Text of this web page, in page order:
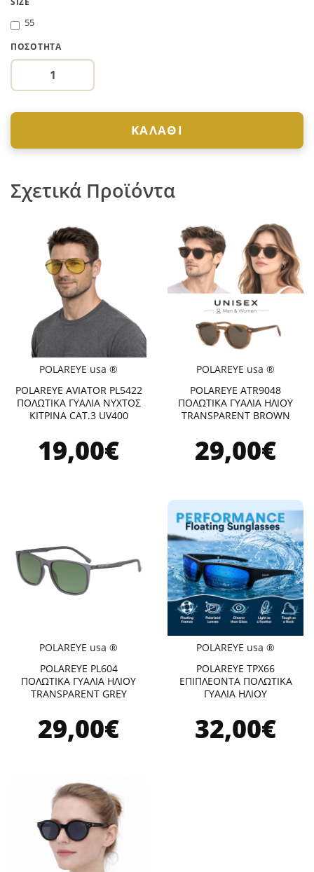
55
ΠΟΣΌΤΗΤΑ
ΚΑΛΆΘΙ
Σχετικά Προϊόντα
POLAREYE usa ®
POLAREYE AVIATOR PL5422
ΠΟΛΩΤΙΚΑ ΓΥΑΛΙΑ ΝΥΧΤΟΣ
ΚΙΤΡΙΝΑ CAT.3 UV400
19,00€
POLAREYE usa ®
POLAREYE ATR9048
ΠΟΛΩΤΙΚΑ ΓΥΑΛΙΑ ΗΛΙΟΥ
TRANSPARENT BROWN
29,00€
POLAREYE usa ®
POLAREYE PL604
ΠΟΛΩΤΙΚΑ ΓΥΑΛΙΑ ΗΛΙΟΥ
TRANSPARENT GREY
29,00€
POLAREYE usa ®
POLAREYE TPX66
ΕΠΙΠΛΕΟΝΤΑ ΠΟΛΩΤΙΚΑ
ΓΥΑΛΙΑ ΗΛΙΟΥ
32,00€